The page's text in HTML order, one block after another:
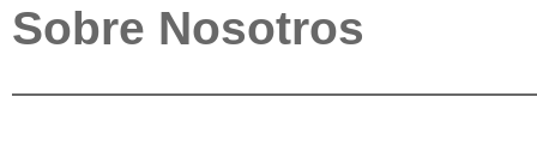
Sobre Nosotros